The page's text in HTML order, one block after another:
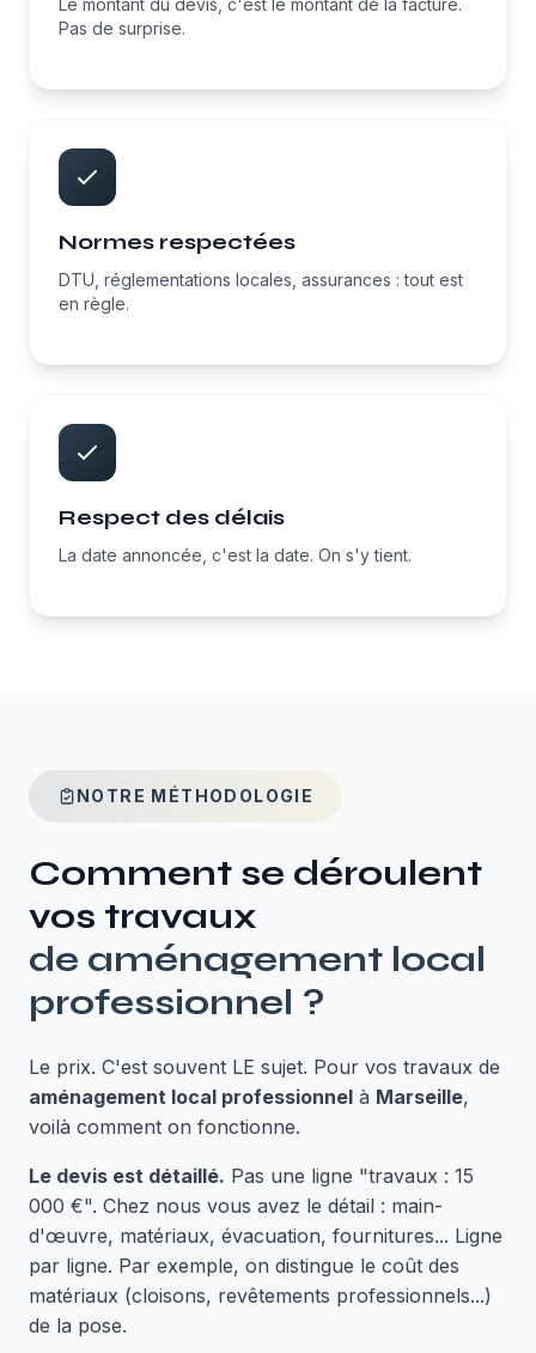
Le montant du devis, c'est le montant de la facture.
Pas de surprise.
Normes respectées
DTU, réglementations locales, assurances : tout est
en règle.
Respect des délais
La date annoncée, c'est la date. On s'y tient.
NOTRE MÉTHODOLOGIE
Comment se déroulent
vos travaux
de aménagement local
professionnel ?
Le prix. C'est souvent LE sujet. Pour vos travaux de
aménagement local professionnel à Marseille,
voilà comment on fonctionne.
Le devis est détaillé. Pas une ligne "travaux : 15
000 €". Chez nous vous avez le détail : main-
d'œuvre, matériaux, évacuation, fournitures... Ligne
par ligne. Par exemple, on distingue le coût des
matériaux (cloisons, revêtements professionnels...)
de la pose.